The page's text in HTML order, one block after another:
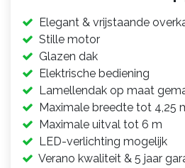
Elegant & vrijstaande
Stille motor
Glazen dak
Elektrische bediening
Lamellendak op maat
Maximale breedte tot 4,25
Maximale uitval tot 6 m
LED-verlichting mogelijk
Verano kwaliteit & 5 jaar